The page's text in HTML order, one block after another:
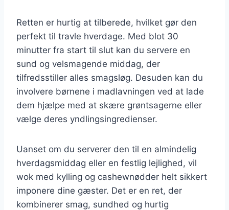
Retten er hurtig at tilberede, hvilket gør den
perfekt til travle hverdage. Med blot 30
minutter fra start til slut kan du servere en
sund og velsmagende middag, der
tilfredsstiller alles smagsløg. Desuden kan du
involvere børnene i madlavningen ved at lade
dem hjælpe med at skære grøntsagerne eller
vælge deres yndlingsingredienser.
Uanset om du serverer den til en almindelig
hverdagsmiddag eller en festlig lejlighed, vil
wok med kylling og cashewnødder helt sikkert
imponere dine gæster. Det er en ret, der
kombinerer smag, sundhed og hurtig